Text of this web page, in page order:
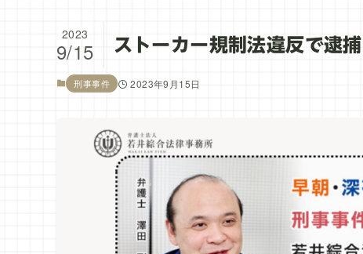
ストーカー規制法違反で逮
2023
9/15
刑事事件 2023年9月15日